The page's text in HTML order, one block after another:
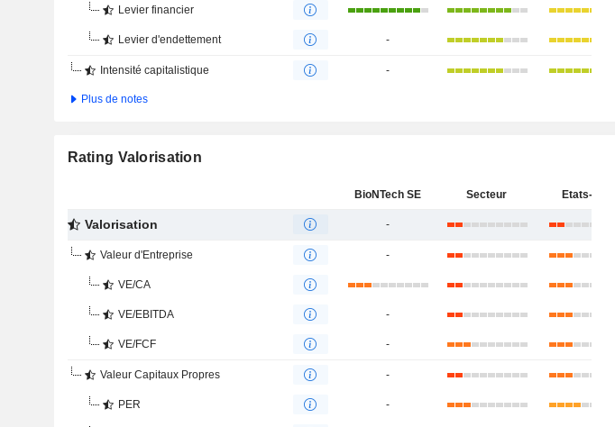
Levier financier
Levier d'endettement -
Intensité capitalistique -
Plus de notes
Rating Valorisation
BioNTech SE Secteur Etats-Unis
Valorisation -
Valeur d'Entreprise -
VE/CA
VE/EBITDA -
VE/FCF -
Valeur Capitaux Propres -
PER -